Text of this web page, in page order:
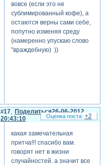
вовсе (если это не
сублимированный кофе), а
остаются верны сами себе,
попутно изменяя среду
(намеренно упускаю слово
"враждебную) ))
Поделиться
17
26-06-2012
20:43:10
какая замечательная
притча!!! спасибо вам.
говорят нет в жизни
случайностей. а значит все
+2